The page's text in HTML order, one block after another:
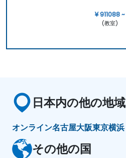
¥ 911088 ~
(教室)
日本内の他の地域
オンライン名古屋大阪東京横浜
その他の国